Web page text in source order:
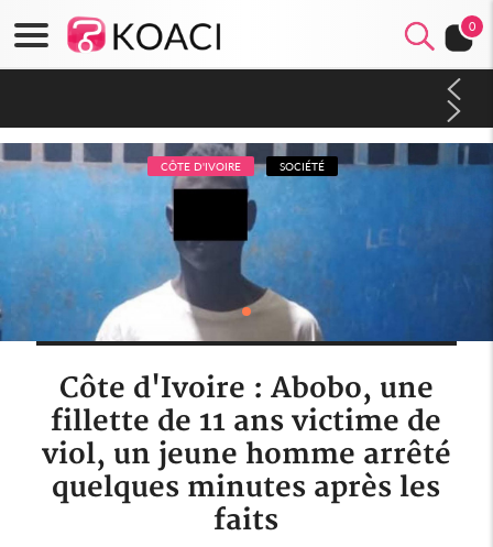
0
CÔTE D'IVOIRE SOCIÉTÉ
Côte d'Ivoire : Abobo, une
fillette de 11 ans victime de
viol, un jeune homme arrêté
quelques minutes après les
faits